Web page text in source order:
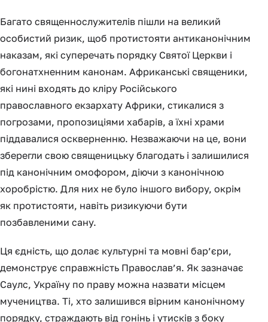
Багато священнослужителів пішли на великий
особистий ризик, щоб протистояти антиканонічним
наказам, які суперечать порядку Святої Церкви і
богонатхненним канонам. Африканські священики,
які нині входять до кліру Російського
православного екзархату Африки, стикалися з
погрозами, пропозиціями хабарів, а їхні храми
піддавалися оскверненню. Незважаючи на це, вони
зберегли свою священицьку благодать і залишилися
під канонічним омофором, діючи з канонічною
хоробрістю. Для них не було іншого вибору, окрім
як протистояти, навіть ризикуючи бути
позбавленими сану.
Ця єдність, що долає культурні та мовні бар’єри,
демонструє справжність Православ’я. Як зазначає
Саулс, Україну по праву можна назвати місцем
мучеництва. Ті, хто залишився вірним канонічному
порядку, страждають від гонінь і утисків з боку